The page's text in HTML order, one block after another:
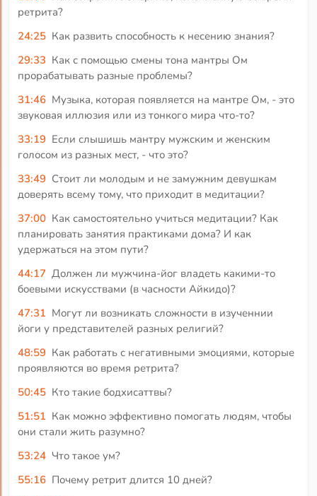
ретрита?
24:25 Как развить способность к несению знания?
29:33 Как с помощью смены тона мантры Ом
прорабатывать разные проблемы?
31:46 Музыка, которая появляется на мантре Ом, - это
звуковая иллюзия или из тонкого мира что-то?
33:19 Если слышишь мантру мужским и женским
голосом из разных мест, - что это?
33:49 Стоит ли молодым и не замужним девушкам
доверять всему тому, что приходит в медитации?
37:00 Как самостоятельно учиться медитации? Как
планировать занятия практиками дома? И как
удержаться на этом пути?
44:17 Должен ли мужчина-йог владеть какими-то
боевыми искусствами (в часности Айкидо)?
47:31 Могут ли возникать сложности в изученнии
йоги у представителей разных религий?
48:59 Как работать с негативными эмоциями, которые
проявляются во время ретрита?
50:45 Кто такие бодхисаттвы?
51:51 Как можно эффективно помогать людям, чтобы
они стали жить разумно?
53:24 Что такое ум?
55:16 Почему ретрит длится 10 дней?